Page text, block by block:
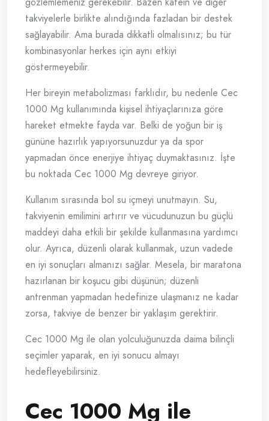
takviyelerle birlikte alındığında fazladan bir destek
sağlayabilir. Ama burada dikkatli olmalısınız; bu tür
kombinasyonlar herkes için aynı etkiyi
göstermeyebilir.
Her bireyin metabolizması farklıdır, bu nedenle Cec
1000 Mg kullanımında kişisel ihtiyaçlarınıza göre
hareket etmekte fayda var. Belki de yoğun bir iş
gününe hazırlık yapıyorsunuzdur ya da spor
yapmadan önce enerjiye ihtiyaç duymaktasınız. İşte
bu noktada Cec 1000 Mg devreye giriyor.
Kullanım sırasında bol su içmeyi unutmayın. Su,
takviyenin emilimini artırır ve vücudunuzun bu güçlü
maddeyi daha etkili bir şekilde kullanmasına yardımcı
olur. Ayrıca, düzenli olarak kullanmak, uzun vadede
en iyi sonuçları almanızı sağlar. Mesela, bir maratona
hazırlanan bir koşucu gibi düşünün; düzenli
antrenman yapmadan hedefinize ulaşmanız ne kadar
zorsa, takviye de benzer bir yaklaşım gerektirir.
Cec 1000 Mg ile olan yolculuğunuzda daima bilinçli
seçimler yaparak, en iyi sonucu almayı
hedefleyebilirsiniz.
Cec 1000 Mg ile